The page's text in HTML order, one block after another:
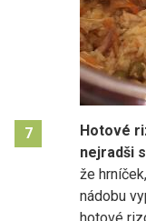
7
Hotové
nejradši
že
nádobu
hotové